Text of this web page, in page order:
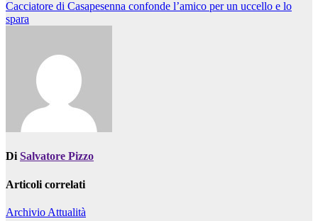
Cacciatore di Casapesenna confonde l’amico per un uccello e lo
spara
DiSalvatore Pizzo
Articoli correlati
Archivio Attualità